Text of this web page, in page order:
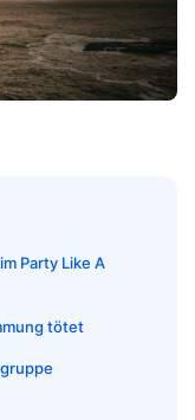
Party Like A
tötet